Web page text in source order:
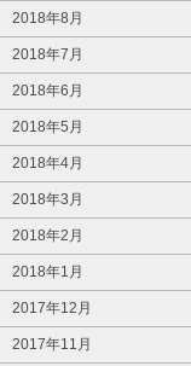
2018年8月
2018年7月
2018年6月
2018年5月
2018年4月
2018年3月
2018年2月
2018年1月
2017年12月
2017年11月